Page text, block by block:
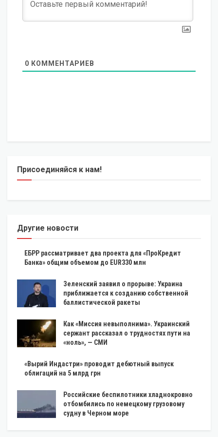
0 КОММЕНТАРИЕВ
Присоединяйся к нам!
Другие новости
ЕБРР рассматривает два проекта для «ПроКредит
Банка» общим объемом до EUR330 млн
Зеленский заявил о прорыве: Украина
приближается к созданию собственной
баллистической ракеты
Как «Миссия невыполнима». Украинский
сержант рассказал о трудностях пути на
«ноль», — СМИ
«Вырий Индастри» проводит дебютный выпуск
облигаций на 5 млрд грн
Российские беспилотники хладнокровно
отбомбились по немецкому грузовому
судну в Черном море